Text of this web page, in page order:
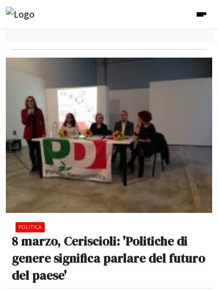
POLITICA
8 marzo, Ceriscioli: 'Politiche di
genere significa parlare del futuro
del paese'